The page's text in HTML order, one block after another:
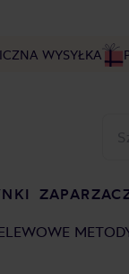
WYSYŁKA